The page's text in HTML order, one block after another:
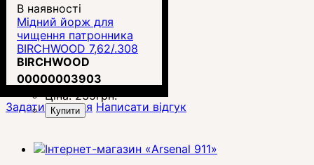
В наявності
Мідний йорж для
чищення патронника
BIRCHWOOD 7,62/.308
(BC-41285)
BIRCHWOOD
00000003903
Ціна:235грн.
Купити
Задати питання Написати відгук